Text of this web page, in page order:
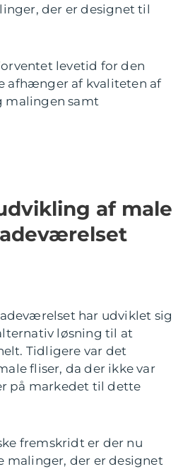
der er designet til
levetid for den
afhænger af kvaliteten af
malingen samt
af male
har udviklet sig
løsning til at
Tidligere var det
fliser, da der ikke var
på markedet til dette
fremskridt er der nu
malinger, der er designet